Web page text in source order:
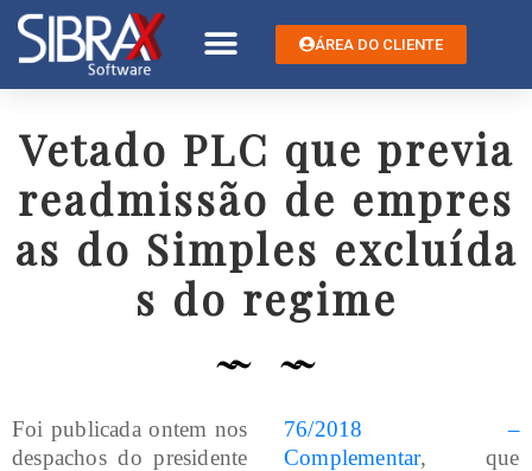
ÁREA DO CLIENTE
Vetado PLC que previa
readmissão de empres
as do Simples excluída
s do regime
Foi publicada ontem nos
despachos do presidente
76/2018 –
Complementar, que